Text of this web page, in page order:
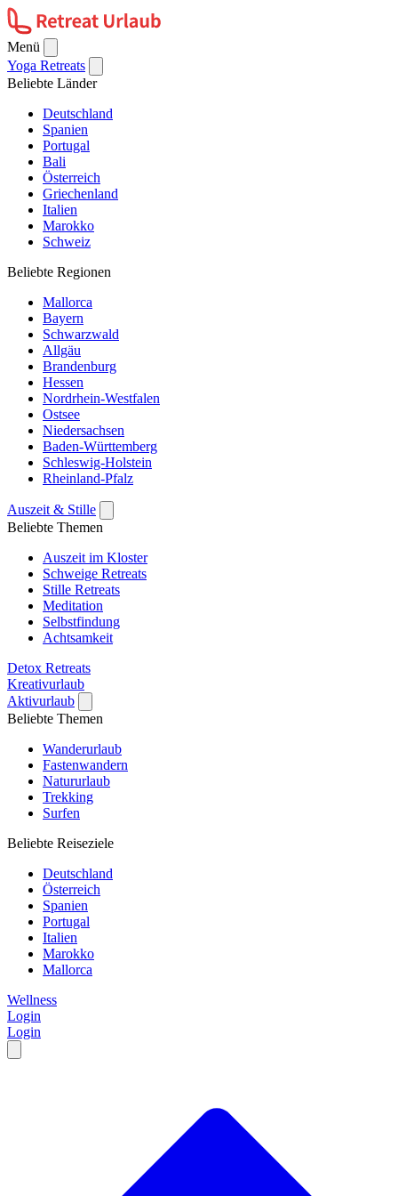
Menü
Yoga Retreats
Beliebte Länder
Deutschland
Spanien
Portugal
Bali
Österreich
Griechenland
Italien
Marokko
Schweiz
Beliebte Regionen
Mallorca
Bayern
Schwarzwald
Allgäu
Brandenburg
Hessen
Nordrhein-Westfalen
Ostsee
Niedersachsen
Baden-Württemberg
Schleswig-Holstein
Rheinland-Pfalz
Auszeit & Stille
Beliebte Themen
Auszeit im Kloster
Schweige Retreats
Stille Retreats
Meditation
Selbstfindung
Achtsamkeit
Detox Retreats
Kreativurlaub
Aktivurlaub
Beliebte Themen
Wanderurlaub
Fastenwandern
Natururlaub
Trekking
Surfen
Beliebte Reiseziele
Deutschland
Österreich
Spanien
Portugal
Italien
Marokko
Mallorca
Wellness
Login
Login